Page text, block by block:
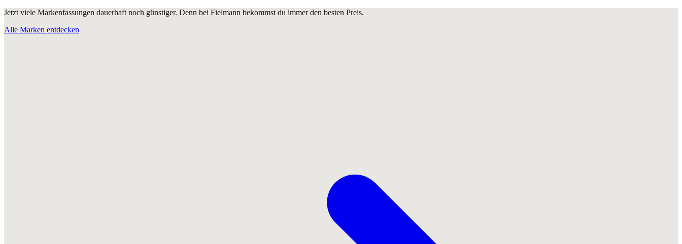
Jetzt viele Markenfassungen dauerhaft noch günstiger. Denn bei Fielmann bekommst du immer den besten Preis.
Alle Marken entdecken